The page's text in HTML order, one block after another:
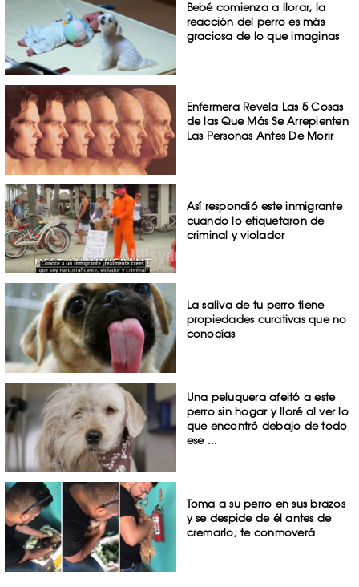
Bebé comienza a llorar, la
reacción del perro es más
graciosa de lo que imaginas
Enfermera Revela Las 5 Cosas
de las Que Más Se Arrepienten
Las Personas Antes De Morir
Así respondió este inmigrante
cuando lo etiquetaron de
criminal y violador
La saliva de tu perro tiene
propiedades curativas que no
conocías
Una peluquera afeitó a este
perro sin hogar y lloré al ver lo
que encontró debajo de todo
ese ...
Toma a su perro en sus brazos
y se despide de él antes de
cremarlo; te conmoverá